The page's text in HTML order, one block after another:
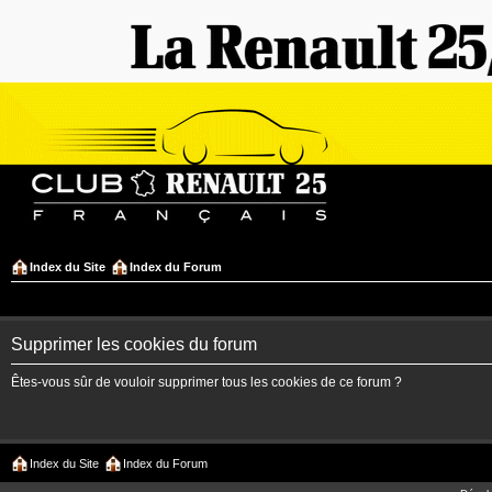
Index du Site Index du Forum
Supprimer les cookies du forum
Êtes-vous sûr de vouloir supprimer tous les cookies de ce forum ?
Index du Site Index du Forum